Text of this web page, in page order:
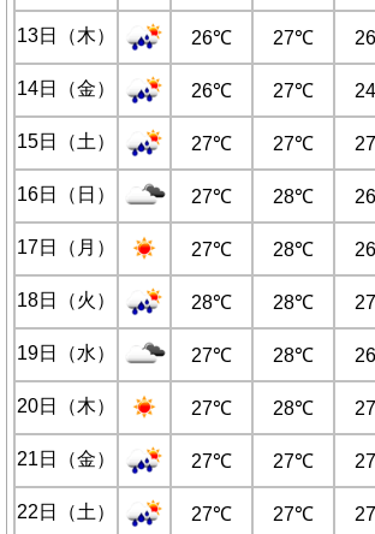
13日（木） 26℃ 27℃
14日（金） 26℃ 27℃
15日（土） 27℃ 27℃
16日（日） 27℃ 28℃
17日（月） 27℃ 28℃
18日（火） 28℃ 28℃
19日（水） 27℃ 28℃
20日（木） 27℃ 28℃
21日（金） 27℃ 27℃
22日（土） 27℃ 27℃